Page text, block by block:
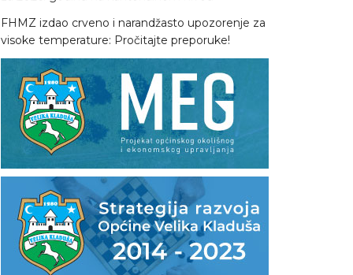
FHMZ izdao crveno i narandžasto upozorenje za
visoke temperature: Pročitajte preporuke!